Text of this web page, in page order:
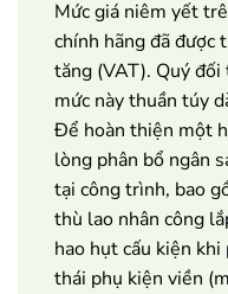
Mức giá niêm yết
chính hãng đã được
tăng (VAT). Quý đối
mức này thuần túy
Để hoàn thiện một
lòng phân bổ ngân
tại công trình, bao
thù lao nhân công
hao hụt cấu kiện khi
thái phụ kiện viền